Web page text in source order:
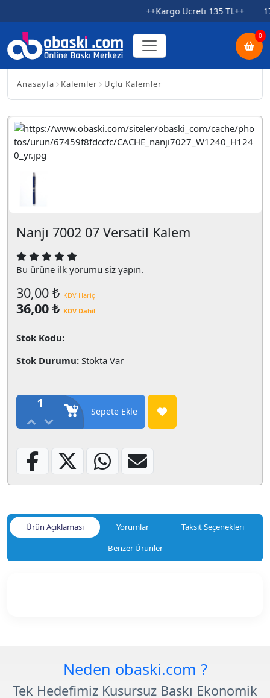
++Kargo Ücreti 135 TL++
0
Anasayfa Kalemler Uçlu Kalemler
Nanjı 7002 07 Versatil Kalem
Bu ürüne ilk yorumu siz yapın.
30,00 ₺ KDV Hariç
36,00 ₺ KDV Dahil
Stok Kodu:
Stok Durumu: Stokta Var
1
Sepete Ekle
Ürün Açıklaması Yorumlar
Taksit Seçenekleri
Benzer Ürünler
Neden obaski.com ?
Tek Hedefimiz Kusursuz Baskı Ekonomik